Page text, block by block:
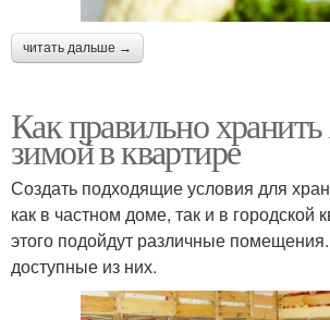
читать дальше →
Как правильно
зимой в квартире
Создать подходящие условия для
как в частном доме, так и в городской
этого подойдут различные
доступные из них.